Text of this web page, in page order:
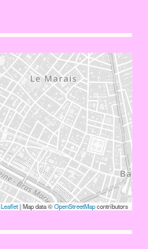
Leaflet|Map data ©OpenStreetMapcontributors